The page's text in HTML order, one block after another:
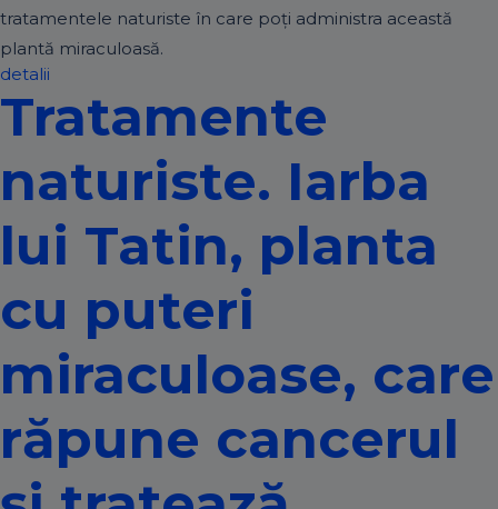
tratamentele naturiste în care poți administra această
plantă miraculoasă.
detalii
Tratamente
naturiste. Iarba
lui Tatin, planta
cu puteri
miraculoase, care
răpune cancerul